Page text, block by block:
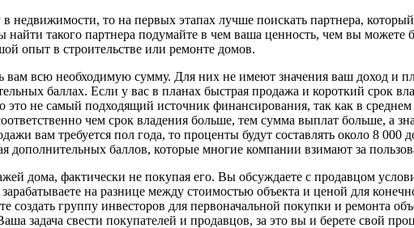
недвижимости, то на первых этапах лучше поискать партнера,
найти такого партнера подумайте в чем ваша ценность, чем вы
опыт в строительстве или ремонте домов.
вам всю необходимую сумму. Для них не имеют значения ваш доход и
баллах. Если у вас в планах быстрая продажа и короткий срок
это не самый подходящий источник финансирования, так как в
чем срок владения больше, тем сумма выплат больше, а
вам требуется пол года, то проценты будут составлять около 8 000
дополнительных баллов, которые многие компании взимают за
дома, фактически не покупая его. Вы обсуждаете с продавцом
на разнице между стоимостью объекта и ценой для
группу инвесторов для первоначальной покупки и ремонта
задача свести покупателей и продавцов, за это вы и берете свой